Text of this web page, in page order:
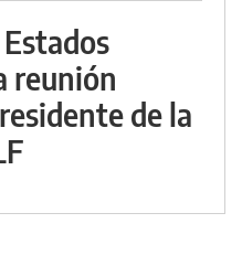
reunión
de la